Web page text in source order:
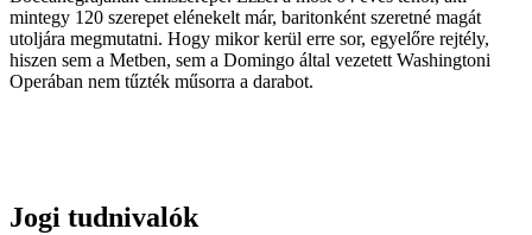
mintegy 120 szerepet elénekelt már, baritonként szeretné magát
utoljára megmutatni. Hogy mikor kerül erre sor, egyelőre rejtély,
hiszen sem a Metben, sem a Domingo által vezetett Washingtoni
Operában nem tűzték műsorra a darabot.
Jogi tudnivalók